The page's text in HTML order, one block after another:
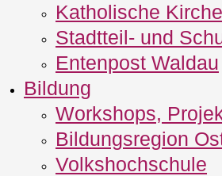
Katholische Kirche
Stadtteil- und
Entenpost Waldau
Bildung
Workshops,
Bildungsregion
Volkshochschule